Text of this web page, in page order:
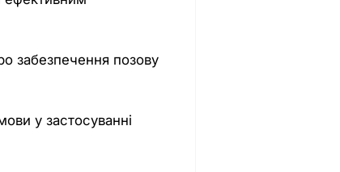
забезпечення позову
у застосуванні